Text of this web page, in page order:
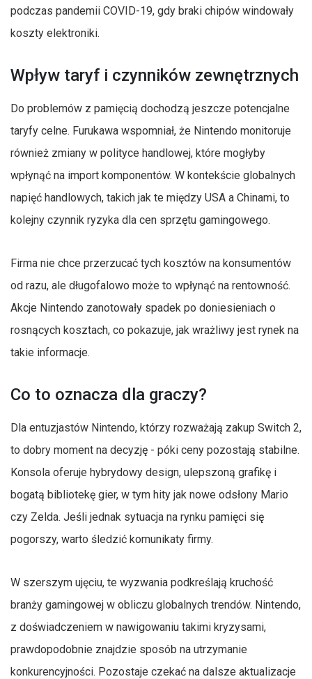
podczas pandemii COVID-19, gdy braki chipów windowały
koszty elektroniki.
Wpływ taryf i czynników zewnętrznych
Do problemów z pamięcią dochodzą jeszcze potencjalne
taryfy celne. Furukawa wspomniał, że Nintendo monitoruje
również zmiany w polityce handlowej, które mogłyby
wpłynąć na import komponentów. W kontekście globalnych
napięć handlowych, takich jak te między USA a Chinami, to
kolejny czynnik ryzyka dla cen sprzętu gamingowego.
Firma nie chce przerzucać tych kosztów na konsumentów
od razu, ale długofalowo może to wpłynąć na rentowność.
Akcje Nintendo zanotowały spadek po doniesieniach o
rosnących kosztach, co pokazuje, jak wrażliwy jest rynek na
takie informacje.
Co to oznacza dla graczy?
Dla entuzjastów Nintendo, którzy rozważają zakup Switch 2,
to dobry moment na decyzję - póki ceny pozostają stabilne.
Konsola oferuje hybrydowy design, ulepszoną grafikę i
bogatą bibliotekę gier, w tym hity jak nowe odsłony Mario
czy Zelda. Jeśli jednak sytuacja na rynku pamięci się
pogorszy, warto śledzić komunikaty firmy.
W szerszym ujęciu, te wyzwania podkreślają kruchość
branży gamingowej w obliczu globalnych trendów. Nintendo,
z doświadczeniem w nawigowaniu takimi kryzysami,
prawdopodobnie znajdzie sposób na utrzymanie
konkurencyjności. Pozostaje czekać na dalsze aktualizacje